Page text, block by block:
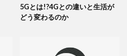
5Gとは!?4Gとの違いと生活が
どう変わるのか